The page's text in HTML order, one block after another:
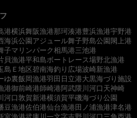
港横浜舞阪漁港那珂湊港豊浜漁港宇野港
海浜公園アジュール舞子野島公園閖上港
子マリンパーク相馬港三池港
貝漁港平和島ボートレース場野北漁港
島Ｅ地区碧南海釣り広場波崎新漁港
ゆ裏飯岡漁港羽田 日立港大黒海づり施設
港御前崎港師崎港阿武隈川河口 天神崎
河口敦賀新港横須賀平磯海づり公園
豆漁港佐伯港仙台漁港田ノ浦漁港津名港